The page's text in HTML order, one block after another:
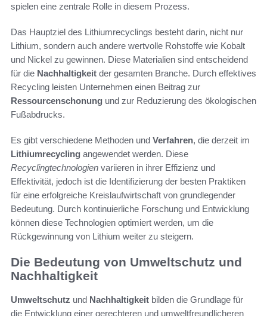
spielen eine zentrale Rolle in diesem Prozess.
Das Hauptziel des Lithiumrecyclings besteht darin, nicht nur
Lithium, sondern auch andere wertvolle Rohstoffe wie Kobalt
und Nickel zu gewinnen. Diese Materialien sind entscheidend
für die Nachhaltigkeit der gesamten Branche. Durch effektives
Recycling leisten Unternehmen einen Beitrag zur
Ressourcenschonung und zur Reduzierung des ökologischen
Fußabdrucks.
Es gibt verschiedene Methoden und Verfahren, die derzeit im
Lithiumrecycling angewendet werden. Diese
Recyclingtechnologien variieren in ihrer Effizienz und
Effektivität, jedoch ist die Identifizierung der besten Praktiken
für eine erfolgreiche Kreislaufwirtschaft von grundlegender
Bedeutung. Durch kontinuierliche Forschung und Entwicklung
können diese Technologien optimiert werden, um die
Rückgewinnung von Lithium weiter zu steigern.
Die Bedeutung von Umweltschutz und
Nachhaltigkeit
Umweltschutz und Nachhaltigkeit bilden die Grundlage für
die Entwicklung einer gerechteren und umweltfreundlicheren